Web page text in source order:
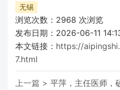
无锡
浏览次数： 2968 次浏览
发布日期：2026-06-11
本文链接： https://
7.html
上一篇 > 平萍，主任医师，